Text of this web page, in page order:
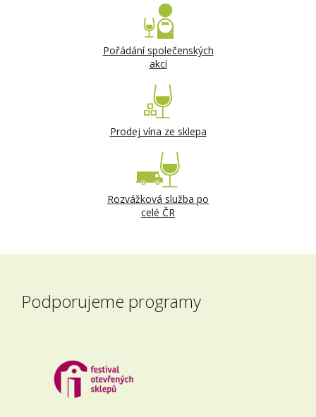
Pořádání společenských
akcí
Prodej vína ze sklepa
Rozvážková služba po
celé ČR
Podporujeme programy